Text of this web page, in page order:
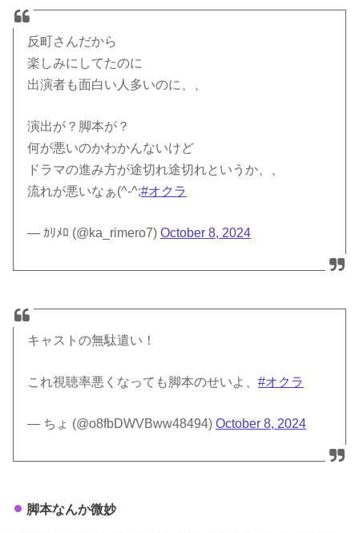
反町さんだから
楽しみにしてたのに
出演者も面白い人多いのに、、
演出が？脚本が？
何が悪いのかわかんないけど
ドラマの進み方が途切れ途切れというか、、
流れが悪いなぁ(^-^;#オクラ
— ｶﾘﾒﾛ (@ka_rimero7)October 8, 2024
キャストの無駄遣い！
これ視聴率悪くなっても脚本のせいよ、#オクラ
— ちょ (@o8fbDWVBww48494)October 8, 2024
脚本なんか微妙